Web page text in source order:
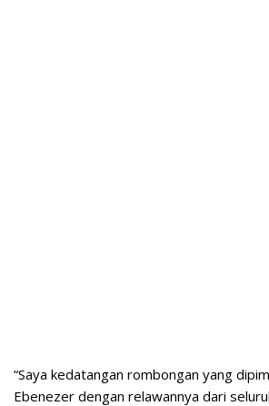
“Saya kedatangan rombongan yang
Ebenezer dengan relawannya dari